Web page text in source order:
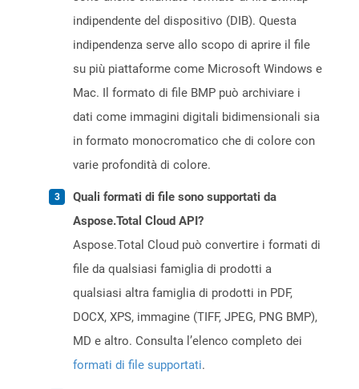
indipendente del dispositivo (DIB). Questa
indipendenza serve allo scopo di aprire il file
su più piattaforme come Microsoft Windows e
Mac. Il formato di file BMP può archiviare i
dati come immagini digitali bidimensionali sia
in formato monocromatico che di colore con
varie profondità di colore.
Quali formati di file sono supportati da
Aspose.Total Cloud API?
Aspose.Total Cloud può convertire i formati di
file da qualsiasi famiglia di prodotti a
qualsiasi altra famiglia di prodotti in PDF,
DOCX, XPS, immagine (TIFF, JPEG, PNG BMP),
MD e altro. Consulta l’elenco completo dei
formati di file supportati.